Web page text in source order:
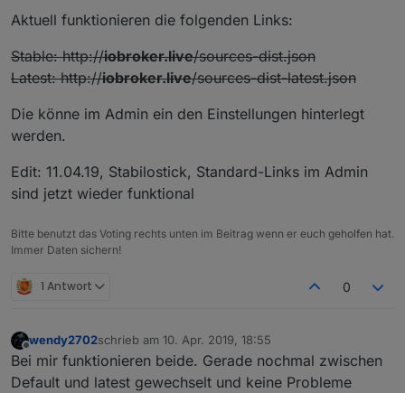
Aktuell funktionieren die folgenden Links:
Stable: http://iobroker.live/sources-dist.json
Latest: http://iobroker.live/sources-dist-latest.json
Die könne im Admin ein den Einstellungen hinterlegt
werden.
Edit: 11.04.19, Stabilostick, Standard-Links im Admin
sind jetzt wieder funktional
Bitte benutzt das Voting rechts unten im Beitrag wenn er euch geholfen hat.
Immer Daten sichern!
1 Antwort 0
Offline
wendy2702schrieb am 10. Apr. 2019, 18:55
zuletzt editiert von
Bei mir funktionieren beide. Gerade nochmal zwischen
Default und latest gewechselt und keine Probleme